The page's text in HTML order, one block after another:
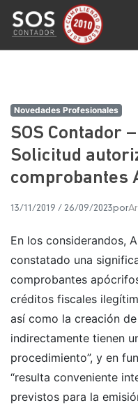
Novedades Profesionales
SOS Contador
Solicitud
comprobantes
13/11/2019 / 26/09/2023por
En los considerandos,
constatado una
comprobantes
créditos fiscales
así como la creación
indirectamente tienen
procedimiento”, y en
“resulta conveniente
previstos para la